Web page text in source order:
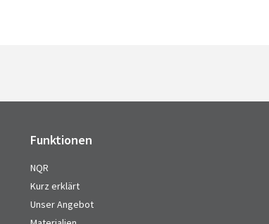
Funktionen
NQR
Kurz erklärt
Unser Angebot